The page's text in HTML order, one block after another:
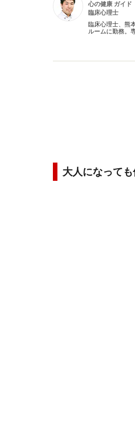
心の健康 ガイド
臨床心理士
臨床心理士、熊
ルームに勤務。
大人になって